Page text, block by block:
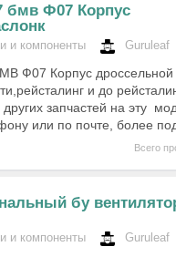
бмв Ф07 Корпус
и компоненты Guruleaf
Ф07 Корпус дроссельной
и до
запчастей на эту
или по почте, более
Всего
бу
и компоненты Guruleaf